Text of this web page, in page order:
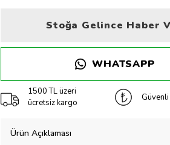
Stoğa Gelince Haber
WHATSAPP
1500 TL üzeri
ücretsiz kargo
Ürün Açıklaması